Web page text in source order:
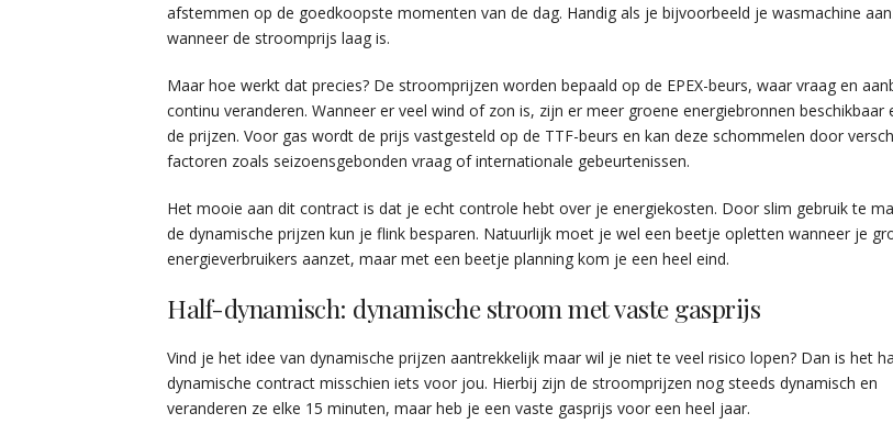
afstemmen op de goedkoopste momenten van de dag. Handig als je bijvoorbeeld je wasmachine
wanneer de stroomprijs laag is.
Maar hoe werkt dat precies? De stroomprijzen worden bepaald op de EPEX-beurs, waar vraag en
continu veranderen. Wanneer er veel wind of zon is, zijn er meer groene energiebronnen beschikbaar
de prijzen. Voor gas wordt de prijs vastgesteld op de TTF-beurs en kan deze schommelen door
factoren zoals seizoensgebonden vraag of internationale gebeurtenissen.
Het mooie aan dit contract is dat je echt controle hebt over je energiekosten. Door slim gebruik te
de dynamische prijzen kun je flink besparen. Natuurlijk moet je wel een beetje opletten wanneer je
energieverbruikers aanzet, maar met een beetje planning kom je een heel eind.
Half-dynamisch: dynamische stroom met vaste gasprijs
Vind je het idee van dynamische prijzen aantrekkelijk maar wil je niet te veel risico lopen? Dan is het
dynamische contract misschien iets voor jou. Hierbij zijn de stroomprijzen nog steeds dynamisch en
veranderen ze elke 15 minuten, maar heb je een vaste gasprijs voor een heel jaar.